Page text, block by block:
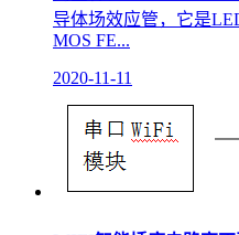
导体场效应管，它是
MOS FE...
2020-11-11